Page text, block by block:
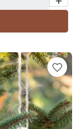
favorite_border